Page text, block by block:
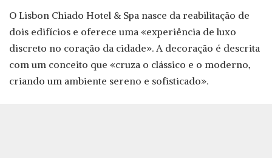
O Lisbon Chiado Hotel & Spa nasce da reabilitação de
dois edifícios e oferece uma «experiência de luxo
discreto no coração da cidade». A decoração é descrita
com um conceito que «cruza o clássico e o moderno,
criando um ambiente sereno e sofisticado».